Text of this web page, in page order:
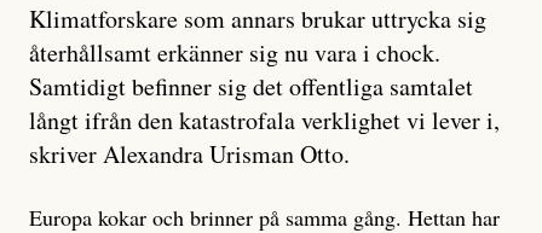
Klimatforskare som annars brukar uttrycka sig
återhållsamt erkänner sig nu vara i chock.
Samtidigt befinner sig det offentliga samtalet
långt ifrån den katastrofala verklighet vi lever i,
skriver Alexandra Urisman Otto.
Europa kokar och brinner på samma gång. Hettan har